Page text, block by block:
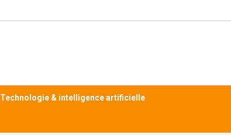
Technologie & intelligence artificielle